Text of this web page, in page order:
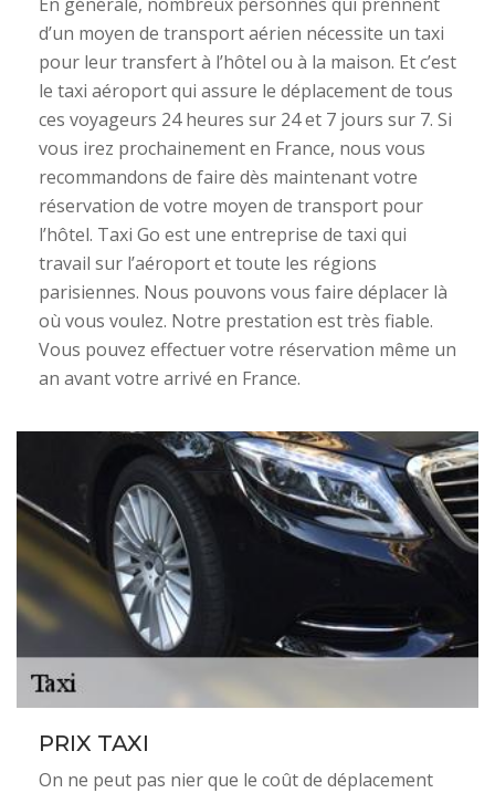
d’un moyen de transport aérien nécessite un taxi
pour leur transfert à l’hôtel ou à la maison. Et c’est
le taxi aéroport qui assure le déplacement de tous
ces voyageurs 24 heures sur 24 et 7 jours sur 7. Si
vous irez prochainement en France, nous vous
recommandons de faire dès maintenant votre
réservation de votre moyen de transport pour
l’hôtel. Taxi Go est une entreprise de taxi qui
travail sur l’aéroport et toute les régions
parisiennes. Nous pouvons vous faire déplacer là
où vous voulez. Notre prestation est très fiable.
Vous pouvez effectuer votre réservation même un
an avant votre arrivé en France.
PRIX TAXI
On ne peut pas nier que le coût de déplacement